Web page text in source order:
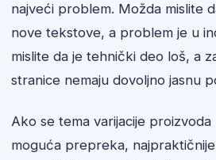
najveći problem. Možda mislite
nove tekstove, a problem je u
mislite da je tehnički deo loš, a
stranice nemaju dovoljno jasnu
Ako se tema varijacije proizvoda
moguća prepreka,